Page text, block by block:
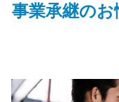
事業承継のお